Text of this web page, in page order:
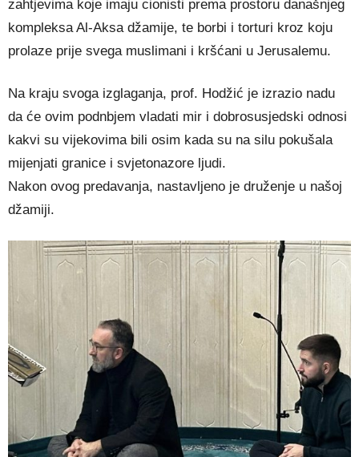
zahtjevima koje imaju cionisti prema prostoru današnjeg
kompleksa Al-Aksa džamije, te borbi i torturi kroz koju
prolaze prije svega muslimani i kršćani u Jerusalemu.
Na kraju svoga izglaganja, prof. Hodžić je izrazio nadu
da će ovim podnbjem vladati mir i dobrosusjedski odnosi
kakvi su vijekovima bili osim kada su na silu pokušala
mijenjati granice i svjetonazore ljudi.
Nakon ovog predavanja, nastavljeno je druženje u našoj
džamiji.